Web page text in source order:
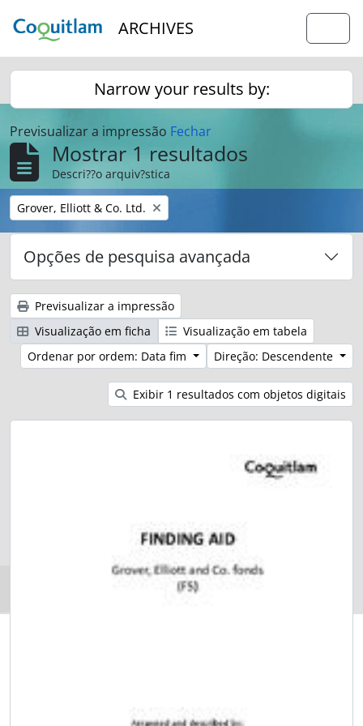
ARCHIVES
Narrow your results by:
Previsualizar a impressão Fechar
Mostrar 1 resultados
Descri??o arquiv?stica
Remover filtro:
Grover, Elliott & Co. Ltd.
Opções de pesquisa avançada
Previsualizar a impressão
Visualização em ficha
Visualização em tabela
Ordenar por ordem: Data fim
Direção: Descendente
Exibir 1 resultados com objetos digitais